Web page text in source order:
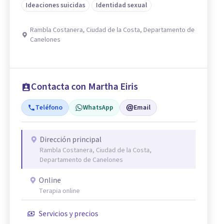
Ideaciones suicidas
Identidad sexual
Rambla Costanera, Ciudad de la Costa, Departamento de
Canelones
Contacta con Martha Eiris
Teléfono WhatsApp Email
Dirección principal
Rambla Costanera, Ciudad de la Costa,
Departamento de Canelones
Online
Terapia online
Servicios y precios